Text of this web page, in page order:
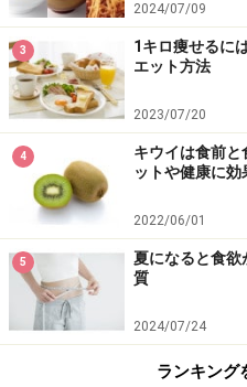
2024/07/09
3
1キロ痩せるに
エット方法
2023/07/20
4
キウイは食前
ットや健康に効
2022/06/01
5
夏になると食
質
2024/07/24
ランキング